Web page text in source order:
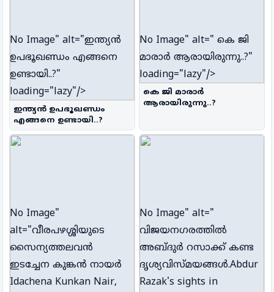
No Image" alt="ഇന്ത്യൻ
ഉപഭൂഖണ്ഡം എങ്ങനെ
ഉണ്ടായി..?"
loading="lazy"/>
ഇന്ത്യൻ ഉപഭൂഖണ്ഡം
എങ്ങനെ ഉണ്ടായി..?
No Image" alt=" കെ ജി
മാരാർ ആരായിരുന്നു..?"
loading="lazy"/>
കെ ജി മാരാർ
ആരായിരുന്നു..?
No Image"
alt="വീരപഴശ്ശിയുടെ
സൈന്യത്തലവൻ
ഇടച്ചേന കുങ്കൻ നായർ
Idachena Kunkan Nair,
No Image" alt="
വിജയനഗരത്തിൽ
അബ്ദുർ റസാക്ക് കണ്ട
ദൃശ്യവിസ്മയങ്ങൾ.Abdur
Razak's sights in